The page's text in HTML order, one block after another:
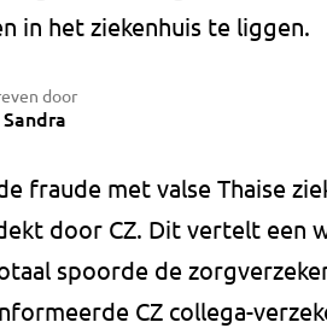
in het ziekenhuis te liggen.
door
fraude met valse Thaise
door CZ. Dit vertelt een
spoorde de
CZ collega-